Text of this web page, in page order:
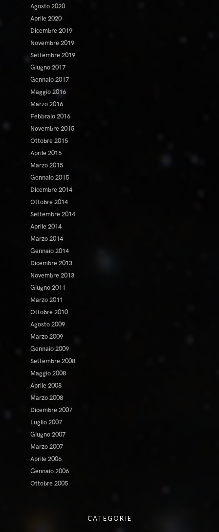
Agosto 2020
Aprile 2020
Dicembre 2019
Novembre 2019
Settembre 2019
Giugno 2017
Gennaio 2017
Maggio 2016
Marzo 2016
Febbraio 2016
Novembre 2015
Ottobre 2015
Aprile 2015
Marzo 2015
Gennaio 2015
Dicembre 2014
Ottobre 2014
Settembre 2014
Aprile 2014
Marzo 2014
Gennaio 2014
Dicembre 2013
Novembre 2013
Giugno 2011
Marzo 2011
Ottobre 2010
Agosto 2009
Marzo 2009
Gennaio 2009
Settembre 2008
Maggio 2008
Aprile 2008
Marzo 2008
Dicembre 2007
Luglio 2007
Giugno 2007
Marzo 2007
Aprile 2006
Gennaio 2006
Ottobre 2005
CATEGORIE